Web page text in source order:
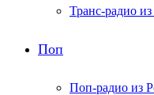
Транс-радио
Поп
Поп-радио из